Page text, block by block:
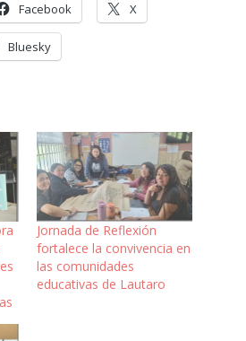
Facebook X
Bluesky
Jornada de Reflexión
fortalece la convivencia en
las comunidades
educativas de Lautaro